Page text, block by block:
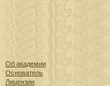
Об академии
Основатель
Лицензии